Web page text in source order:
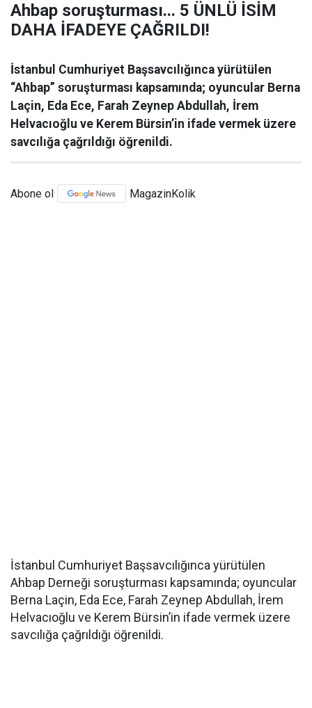
Ahbap soruşturması... 5 ÜNLÜ İSİM
DAHA İFADEYE ÇAĞRILDI!
İstanbul Cumhuriyet Başsavcılığınca yürütülen
“Ahbap” soruşturması kapsamında; oyuncular Berna
Laçin, Eda Ece, Farah Zeynep Abdullah, İrem
Helvacıoğlu ve Kerem Bürsin’in ifade vermek üzere
savcılığa çağrıldığı öğrenildi.
Abone ol MagazinKolik
İstanbul Cumhuriyet Başsavcılığınca yürütülen
Ahbap Derneği soruşturması kapsamında; oyuncular
Berna Laçin, Eda Ece, Farah Zeynep Abdullah, İrem
Helvacıoğlu ve Kerem Bürsin’in ifade vermek üzere
savcılığa çağrıldığı öğrenildi.